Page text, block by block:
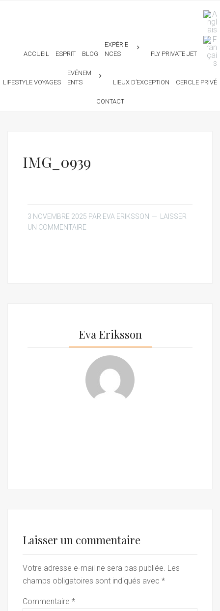
ACCUEIL ESPRIT BLOG
EXPÉRIE
NCES
FLY PRIVATE JET
LIFESTYLE VOYAGES
EVÉNEM
ENTS
LIEUX D’EXCEPTION CERCLE PRIVÉ
CONTACT
IMG_0939
3 NOVEMBRE 2025 PAR EVA ERIKSSON
LAISSER
UN COMMENTAIRE
Eva Eriksson
Laisser un commentaire
Votre adresse e-mail ne sera pas publiée. Les
champs obligatoires sont indiqués avec *
Commentaire *